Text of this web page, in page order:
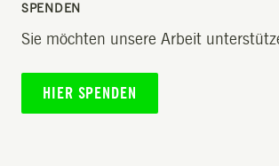
SPENDEN
Sie möchten unsere Arbeit
HIER SPENDEN